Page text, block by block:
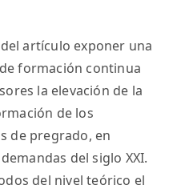
artículo exponer una
formación continua
la elevación de la
de los
de pregrado, en
del siglo XXI.
del nivel teórico el